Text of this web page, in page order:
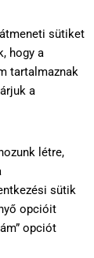
sütiket
hogy a
tartalmaznak
a
létre,
sütik
opcióit
opciót